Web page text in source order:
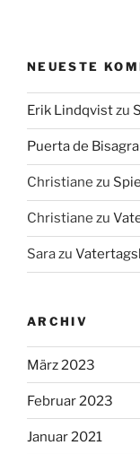
NEUESTE
Erik Lindqvistzu
Puerta de Bisagra
Christiane zu
Christiane zu
Sarazu
ARCHIV
März 2023
Februar 2023
Januar 2021